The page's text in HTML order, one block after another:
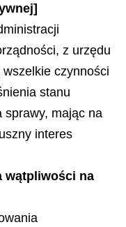
z urzędu
czynności
stanu
sprawy, mając na
interes
wątpliwości na